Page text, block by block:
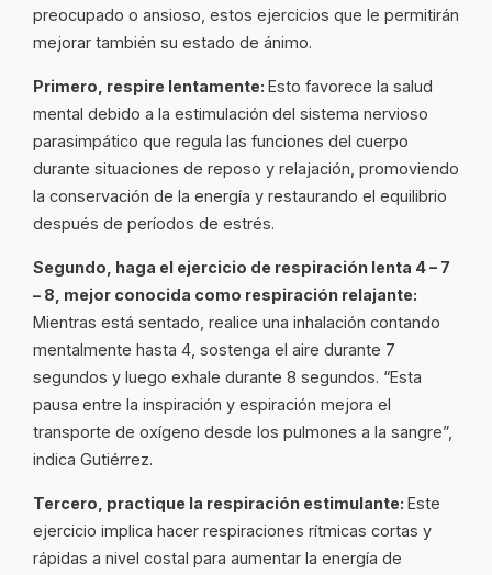
preocupado o ansioso, estos ejercicios que le permitirán
mejorar también su estado de ánimo.
Primero, respire lentamente: Esto favorece la salud
mental debido a la estimulación del sistema nervioso
parasimpático que regula las funciones del cuerpo
durante situaciones de reposo y relajación, promoviendo
la conservación de la energía y restaurando el equilibrio
después de períodos de estrés.
Segundo, haga el ejercicio de respiración lenta 4 – 7
– 8, mejor conocida como respiración relajante:
Mientras está sentado, realice una inhalación contando
mentalmente hasta 4, sostenga el aire durante 7
segundos y luego exhale durante 8 segundos. “Esta
pausa entre la inspiración y espiración mejora el
transporte de oxígeno desde los pulmones a la sangre”,
indica Gutiérrez.
Tercero, practique la respiración estimulante: Este
ejercicio implica hacer respiraciones rítmicas cortas y
rápidas a nivel costal para aumentar la energía de